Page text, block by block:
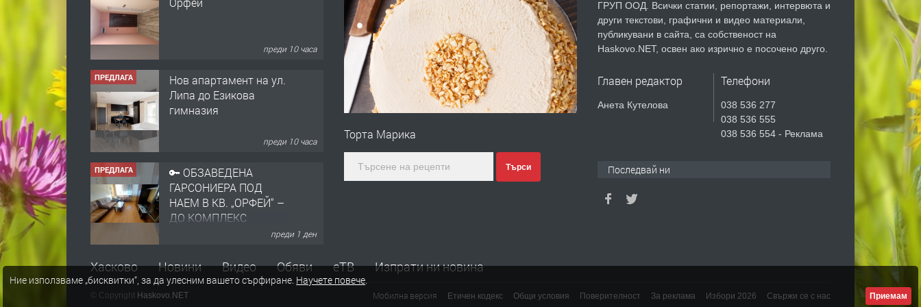
преди 10 часа
ПРЕДЛАГА
Нов апартамент на ул.
Липа до Езикова
гимназия
преди 10 часа
ПРЕДЛАГА
🔑 ОБЗАВЕДЕНА
ГАРСОНИЕРА ПОД
НАЕМ В КВ. „ОРФЕЙ“ –
ДО КОМПЛЕКС
преди 1 ден
ПРЕДЛАГА
НАПЪЛНО ОБЗАВЕДЕН
И ОБОРУДВАН
ТРИСТАЕН
Торта Марика
Търси
ГРУП ООД. Всички статии, репортажи, интервюта и
други текстови, графични и видео материали,
публикувани в сайта, са собственост на
Haskovo.NET, освен ако изрично е посочено друго.
Главен редактор
Анета Кутелова
Телефони
038 536 277
038 536 555
038 536 554 - Реклама
Последвай ни
Хасково Новини Видео Обяви еТВ Изпрати ни новина
© Copyright Haskovo.NET Мобилна версия Етичен кодекс Общи условия Поверителност За реклама Избори 2026 Свържи се с нас
Ние използваме „бисквитки“, за да улесним вашето сърфиране. Научете повече.
Приемам